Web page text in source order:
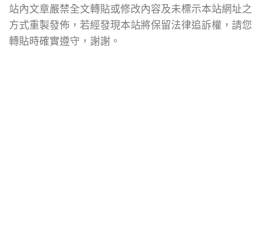
站內文章嚴禁全文轉貼或修改內容及未標示本站網址之
方式重製發佈，若經發現本站將保留法律追訴權，請您
轉貼時確實遵守，謝謝。